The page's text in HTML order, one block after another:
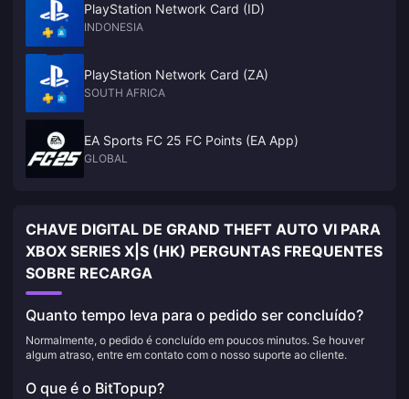
PlayStation Network Card (ID)
INDONESIA
PlayStation Network Card (ZA)
SOUTH AFRICA
EA Sports FC 25 FC Points (EA App)
GLOBAL
CHAVE DIGITAL DE GRAND THEFT AUTO VI PARA
XBOX SERIES X|S (HK) PERGUNTAS FREQUENTES
SOBRE RECARGA
Quanto tempo leva para o pedido ser concluído?
Normalmente, o pedido é concluído em poucos minutos. Se houver
algum atraso, entre em contato com o nosso suporte ao cliente.
O que é o BitTopup?